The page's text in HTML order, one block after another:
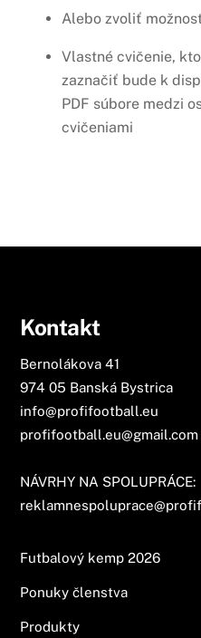
Alebo zvoliť
Vlastné cvičenie,
zaznačiť bude k
PDF súbore medzi
cvičeniami
Kontakt
Bernolákova 41
974 05 Banská Bystrica
info@profifootball.eu
profifootball.eu@gmail.com
NÁVRHY NA SPOLUPRÁCE:
Futbalový kemp 2026
Ponuky členstva
Produkty